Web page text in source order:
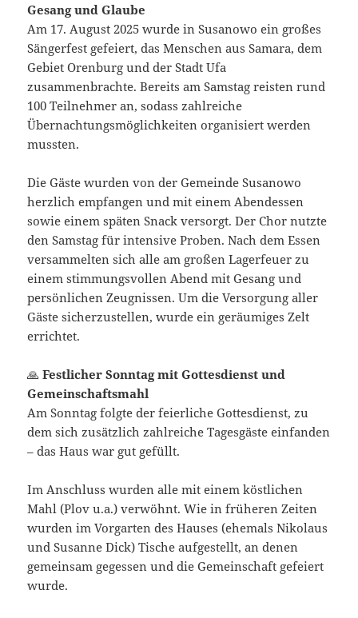
Gesang und Glaube
Am 17. August 2025 wurde in Susanowo ein großes
Sängerfest gefeiert, das Menschen aus Samara, dem
Gebiet Orenburg und der Stadt Ufa
zusammenbrachte. Bereits am Samstag reisten rund
100 Teilnehmer an, sodass zahlreiche
Übernachtungsmöglichkeiten organisiert werden
mussten.
Die Gäste wurden von der Gemeinde Susanowo
herzlich empfangen und mit einem Abendessen
sowie einem späten Snack versorgt. Der Chor nutzte
den Samstag für intensive Proben. Nach dem Essen
versammelten sich alle am großen Lagerfeuer zu
einem stimmungsvollen Abend mit Gesang und
persönlichen Zeugnissen. Um die Versorgung aller
Gäste sicherzustellen, wurde ein geräumiges Zelt
errichtet.
🙏Festlicher Sonntag mit Gottesdienst und
Gemeinschaftsmahl
Am Sonntag folgte der feierliche Gottesdienst, zu
dem sich zusätzlich zahlreiche Tagesgäste einfanden
– das Haus war gut gefüllt.
Im Anschluss wurden alle mit einem köstlichen
Mahl (Plov u.a.) verwöhnt. Wie in früheren Zeiten
wurden im Vorgarten des Hauses (ehemals Nikolaus
und Susanne Dick) Tische aufgestellt, an denen
gemeinsam gegessen und die Gemeinschaft gefeiert
wurde.